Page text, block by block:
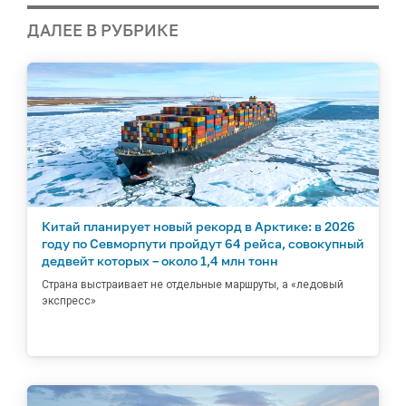
ДАЛЕЕ В РУБРИКЕ
Китай планирует новый рекорд в Арктике: в 2026
году по Севморпути пройдут 64 рейса, совокупный
дедвейт которых – около 1,4 млн тонн
Страна выстраивает не отдельные маршруты, а «ледовый
экспресс»